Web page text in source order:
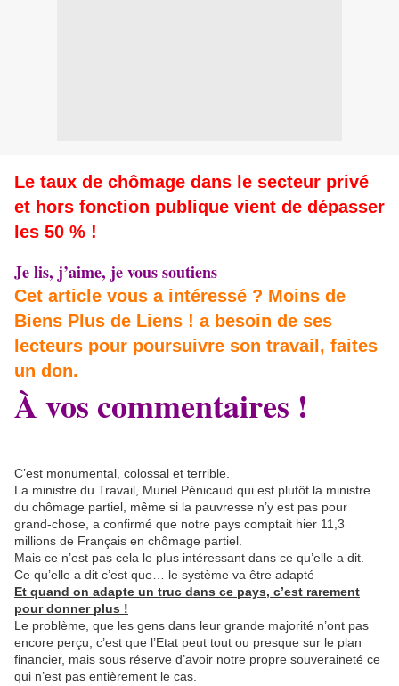
Le taux de chômage dans le secteur privé
et hors fonction publique vient de dépasser
les 50 % !
Je lis, j’aime, je vous soutiens
Cet article vous a intéressé ? Moins de
Biens Plus de Liens ! a besoin de ses
lecteurs pour poursuivre son travail, faites
un don.
À vos commentaires !
C’est monumental, colossal et terrible.
La ministre du Travail, Muriel Pénicaud qui est plutôt la ministre
du chômage partiel, même si la pauvresse n’y est pas pour
grand-chose, a confirmé que notre pays comptait hier 11,3
millions de Français en chômage partiel.
Mais ce n’est pas cela le plus intéressant dans ce qu’elle a dit.
Ce qu’elle a dit c’est que… le système va être adapté
Et quand on adapte un truc dans ce pays, c’est rarement
pour donner plus !
Le problème, que les gens dans leur grande majorité n’ont pas
encore perçu, c’est que l’Etat peut tout ou presque sur le plan
financier, mais sous réserve d’avoir notre propre souveraineté ce
qui n’est pas entièrement le cas.